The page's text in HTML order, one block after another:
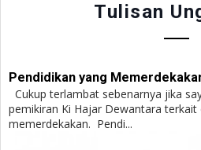
Tulisan
Pendidikan yang
Cukup terlambat sebenarnya jika
pemikiran Ki Hajar Dewantara terkait
memerdekakan. Pendi...